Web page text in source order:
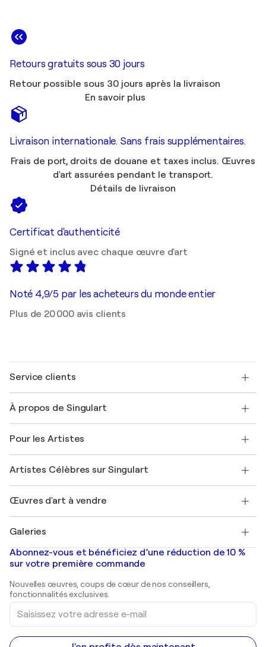
Retours gratuits sous 30 jours
Retour possible sous 30 jours après la livraison
En savoir plus
Livraison internationale. Sans frais supplémentaires.
Frais de port, droits de douane et taxes inclus. Œuvres
d'art assurées pendant le transport.
Détails de livraison
Certificat d'authenticité
Signé et inclus avec chaque œuvre d'art
Noté 4,9/5 par les acheteurs du monde entier
Plus de 20 000 avis clients
Service clients
Expédition
Offrir une carte cadeau
Rejoignez notre programme commercial
Mon compte
+33 1 76 44 06 42
À propos de Singulart
FAQ
Magazine Singulart
Emplois
Découvrez une sélection d'art original
Pour les Artistes
Se connecter en tant qu'Artiste
Artistes Célèbres sur Singulart
Marc Chagall
Banksy
Mr. Brainwash
Shepard Fairey
Œuvres d'art à vendre
Tableaux abstraits à vendre
Peintures de paysage
Estampes
Peintures acryliques
Galeries
Galeries d'art en France
Galeries d'art en Belgique
Abonnez-vous et bénéficiez d’une réduction de 10 %
sur votre première commande
Nouvelles œuvres, coups de cœur de nos conseillers,
fonctionnalités exclusives.
Saisissez
votre
adresse
e-